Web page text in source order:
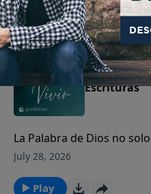
perdón.
Play
Cómo
Escrituras
La Palabra de Dios no
que transforma nuestro
July 28, 2026
Play